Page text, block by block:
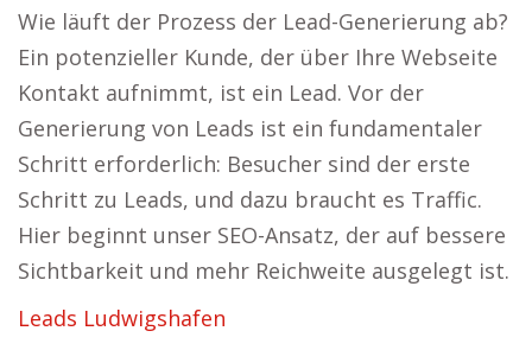
Wie läuft der Prozess der Lead-Generierung ab?
Ein potenzieller Kunde, der über Ihre Webseite
Kontakt aufnimmt, ist ein Lead. Vor der
Generierung von Leads ist ein fundamentaler
Schritt erforderlich: Besucher sind der erste
Schritt zu Leads, und dazu braucht es Traffic.
Hier beginnt unser SEO-Ansatz, der auf bessere
Sichtbarkeit und mehr Reichweite ausgelegt ist.
Leads Ludwigshafen